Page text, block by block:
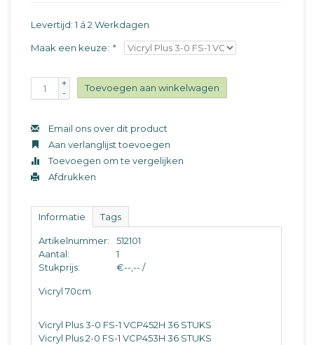
Levertijd: 1 á 2 Werkdagen
Maak een keuze: *
+
-
Toevoegen aan winkelwagen
Email ons over dit product
Aan verlanglijst toevoegen
Toevoegen om te vergelijken
Afdrukken
Informatie Tags
Artikelnummer:
512101
Aantal:
1
Stukprijs:
€--,-- /
Vicryl 70cm
Vicryl Plus 3-0 FS-1 VCP452H 36 STUKS
Vicryl Plus 2-0 FS-1 VCP453H 36 STUKS